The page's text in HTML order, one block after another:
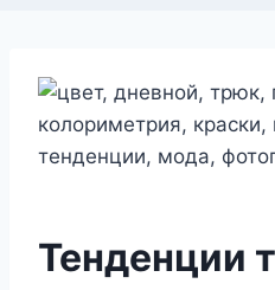
Тенденции